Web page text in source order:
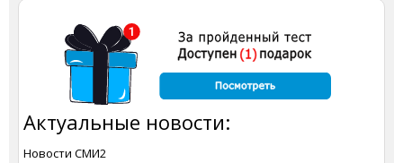
Актуальные новости:
Новости СМИ2